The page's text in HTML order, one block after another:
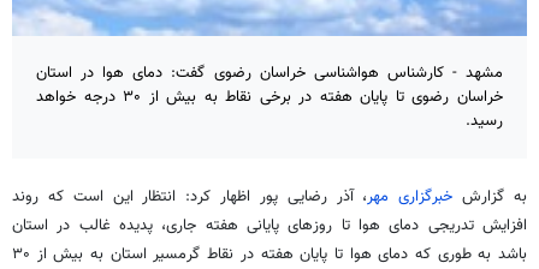
مشهد - کارشناس هواشناسی خراسان رضوی گفت: دمای هوا در استان
خراسان رضوی تا پایان هفته در برخی نقاط به بیش از ۳۰ درجه خواهد
رسید.
به گزارش خبرگزاری مهر، آذر رضایی پور اظهار کرد: انتظار این است که روند
افزایش تدریجی دمای هوا تا روزهای پایانی هفته جاری، پدیده غالب در استان
باشد به طوری که دمای هوا تا پایان هفته در نقاط گرمسیر استان به بیش از ۳۰